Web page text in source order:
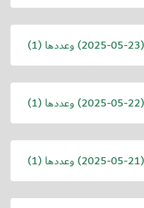
2025-05-23) وعددها (1)
2025-05-22) وعددها (1)
2025-05-21) وعددها (1)